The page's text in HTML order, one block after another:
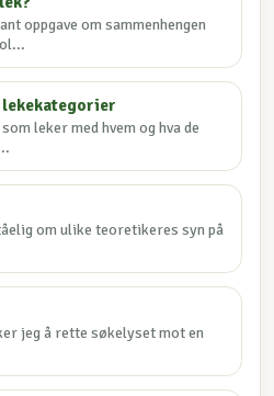
oppgave om sammenhengen
leker med hvem og hva de
om ulike teoretikeres syn på
jeg å rette søkelyset mot en